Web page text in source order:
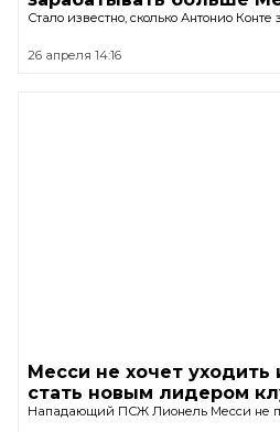
Стало известно, сколько Антонио
26 апреля 14:16
Месси не хочет уходить
стать новым лидером
Нападающий ПСЖ Лионель Месси не